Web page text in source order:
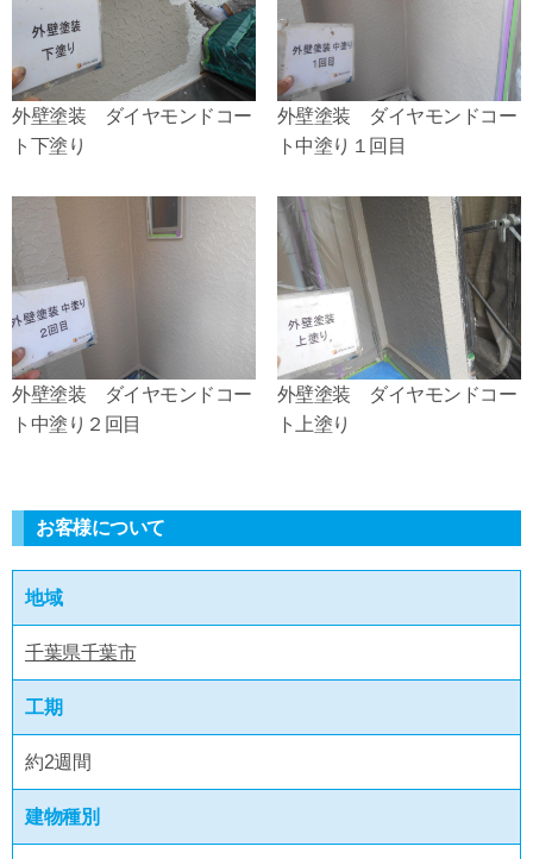
外壁塗装 ダイヤモンドコー
ト下塗り
外壁塗装 ダイヤモンドコー
ト中塗り１回目
外壁塗装 ダイヤモンドコー
ト中塗り２回目
外壁塗装 ダイヤモンドコー
ト上塗り
お客様について
地域
千葉県千葉市
工期
約2週間
建物種別